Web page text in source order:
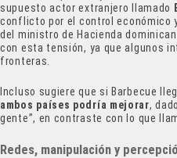
supuesto actor extranjero llamado
conflicto por el control económico
del ministro de Hacienda
con esta tensión, ya que algunos
fronteras.
Incluso sugiere que si Barbecue
ambos países podría mejorar,
gente”, en contraste con lo que
Redes, manipulación y